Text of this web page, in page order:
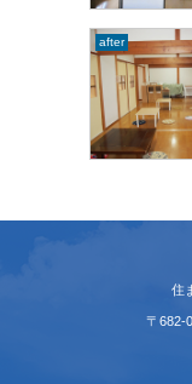
after
住
〒682-